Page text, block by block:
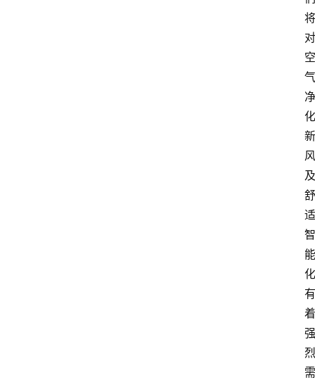
将
对
空
气
净
化
新
风
及
舒
适
智
能
化
有
着
强
烈
需